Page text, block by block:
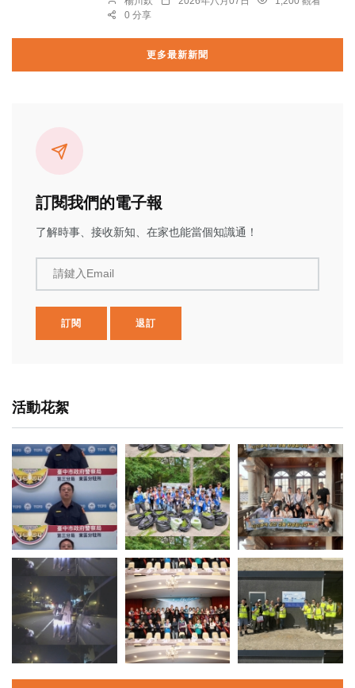
0 分享
更多最新新聞
訂閱我們的電子報
了解時事、接收新知、在家也能當個知識通！
請鍵入Email
訂閱 退訂
活動花絮